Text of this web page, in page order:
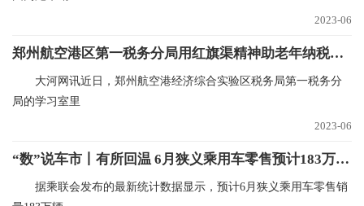
2023-06
郑州航空港区第一税务分局用红旗渠精神助老年纳税人跨越“数字鸿沟”
大河网讯近日，郑州航空港经济综合实验区税务局第一税务分
局的学习室里
2023-06
“数”说车市丨有所回温 6月狭义乘用车零售预计183万辆 世界快播
据乘联会发布的最新统计数据显示，预计6月狭义乘用车零售销